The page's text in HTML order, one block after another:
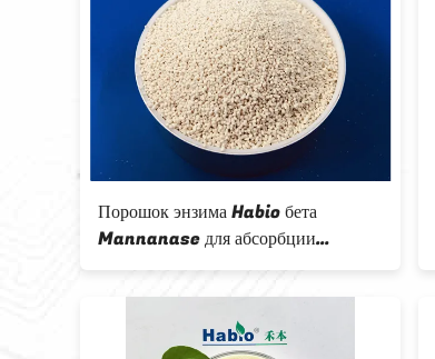
Порошок энзима Habio бета
Mannanase для абсорбции
питательных веществ